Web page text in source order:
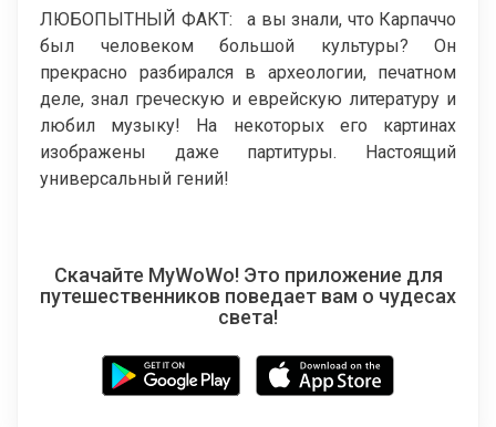
ЛЮБОПЫТНЫЙ ФАКТ: а вы знали, что Карпаччо
был человеком большой культуры? Он
прекрасно разбирался в археологии, печатном
деле, знал греческую и еврейскую литературу и
любил музыку! На некоторых его картинах
изображены даже партитуры. Настоящий
универсальный гений!
Скачайте MyWoWo! Это приложение для
путешественников поведает вам о чудесах
света!